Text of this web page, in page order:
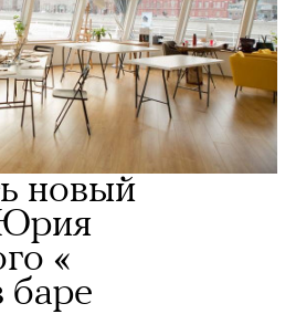
новый
​«​